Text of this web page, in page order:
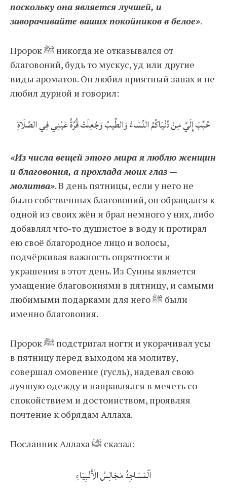
поскольку она является лучшей, и
заворачивайте ваших покойников в белое».
Пророк ﷺ никогда не отказывался от
благовоний, будь то мускус, уд или другие
виды ароматов. Он любил приятный запах и не
любил дурной и говорил:
حُبِّبَ إِلَيَّ مِنْ دُنْيَاكُمُ النِّسَاءُ وَالطِّيبُ وَجُعِلَتْ قُرَّةُ عَيْنِي فِي الصَّلَاةِ
«Из числа вещей этого мира я люблю женщин
и благовония, а прохлада моих глаз —
молитва». В день пятницы, если у него не
было собственных благовоний, он обращался к
одной из своих жён и брал немного у них, либо
добавлял что-то душистое в воду и протирал
ею своё благородное лицо и волосы,
подчёркивая важность опрятности и
украшения в этот день. Из Сунны является
умащение благовониями в пятницу, и самыми
любимыми подарками для него ﷺ были
именно благовония.
Пророк ﷺ подстригал ногти и укорачивал усы
в пятницу перед выходом на молитву,
совершал омовение (гусль), надевал свою
лучшую одежду и направлялся в мечеть со
спокойствием и достоинством, проявляя
почтение к обрядам Аллаха.
Посланник Аллаха ﷺ сказал:
اَلْمَسَاجِدُ مَجَالِسُ الْأَنْبِيَاءِ